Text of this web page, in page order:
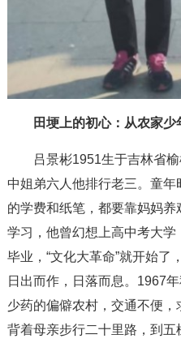
田埂上的初心：从农家少
吕景彬1951生于吉林省
中姐弟六人他排行老三。童
的学费和纸笔，都要靠妈妈
学习，他曾幻想上高中考大学
毕业，“文化大革命”就开始了
日出而作，日落而息。1967
少药的偏僻农村，交通不便
背着母亲步行二十里路，到